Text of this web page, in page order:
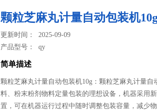
颗粒芝麻丸计量自动包装机
更新时间： 2025-09-09
产品型号：qy
简单描述
颗粒芝麻丸计量自动包装机10g：颗粒芝麻丸计量自
料、粉末粉剂物料定量包装的理想设备，机器采用
置，可在机器运行过程中随时调整包装容量，减少